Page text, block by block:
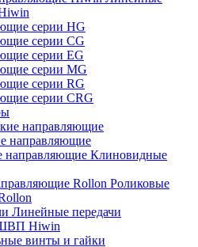
серии HG
серии CG
серии EG
серии MG
серии RG
серии CRG
направляющие
Клиновидные
Роликовые
Линейные передачи
Hiwin